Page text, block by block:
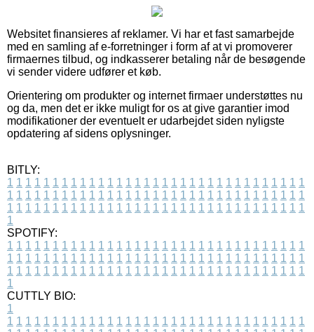
Websitet finansieres af reklamer. Vi har et fast samarbejde
med en samling af e-forretninger i form af at vi promoverer
firmaernes tilbud, og indkasserer betaling når de besøgende
vi sender videre udfører et køb.
Orientering om produkter og internet firmaer understøttes nu
og da, men det er ikke muligt for os at give garantier imod
modifikationer der eventuelt er udarbejdet siden nyligste
opdatering af sidens oplysninger.
BITLY:
1 1 1 1 1 1 1 1 1 1 1 1 1 1 1 1 1 1 1 1 1 1 1 1 1 1 1 1 1 1 1 1 1
1 1 1 1 1 1 1 1 1 1 1 1 1 1 1 1 1 1 1 1 1 1 1 1 1 1 1 1 1 1 1 1 1
1 1 1 1 1 1 1 1 1 1 1 1 1 1 1 1 1 1 1 1 1 1 1 1 1 1 1 1 1 1 1 1 1
1
SPOTIFY:
1 1 1 1 1 1 1 1 1 1 1 1 1 1 1 1 1 1 1 1 1 1 1 1 1 1 1 1 1 1 1 1 1
1 1 1 1 1 1 1 1 1 1 1 1 1 1 1 1 1 1 1 1 1 1 1 1 1 1 1 1 1 1 1 1 1
1 1 1 1 1 1 1 1 1 1 1 1 1 1 1 1 1 1 1 1 1 1 1 1 1 1 1 1 1 1 1 1 1
1
CUTTLY BIO:
1
1 1 1 1 1 1 1 1 1 1 1 1 1 1 1 1 1 1 1 1 1 1 1 1 1 1 1 1 1 1 1 1 1